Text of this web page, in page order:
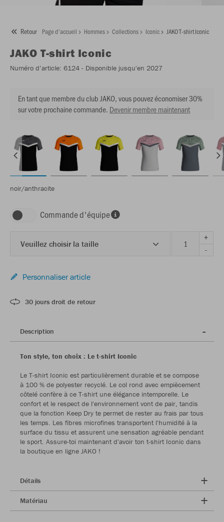
Retour Page d'accueil Hommes Collections Iconic JAKO T-shirt Iconic
JAKO T-shirt Iconic
Numéro d’article: 6124 - Disponible jusqu'en 2027
En tant que membre du club JAKO, vous pouvez économiser 30%
sur votre prochaine commande. Devenir membre maintenant
noir/anthracite
Commande d'équipe
Veuillez choisir la taille
+
-
Personnaliser article
30 jours droit de retour
Description
Ton style, ton choix : Le t-shirt Iconic
Le T-shirt Iconic est particulièrement durable et se compose
à 100 % de polyester recyclé. Le col rond avec empiècement
côtelé confère à ce T-shirt une élégance intemporelle. Le
confort et le respect de l'environnement vont de pair, tandis
que la fonction Keep Dry te permet de rester au frais par tous
les temps. Les fibres microfines transportent l'humidité à la
surface du tissu et assurent une sensation agréable pendant
le sport. Assure-toi maintenant d'avoir ton t-shirt Iconic dans
la boutique en ligne JAKO !
Détails
Matériau